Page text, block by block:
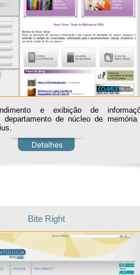
e exibição de
departamento de núcleo de memória
Bite Right